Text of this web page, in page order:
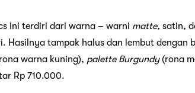
ini terdiri dari warna – warni matte, satin,
Hasilnya tampak halus dan lembut dengan
warna kuning), palette Burgundy(rona
Rp 710.000.